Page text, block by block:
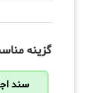
گزینه
سند